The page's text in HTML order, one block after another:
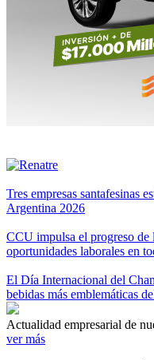
Tres empresas santafesinas
Argentina 2026
CCU impulsa el progreso
oportunidades laborales en
El Día Internacional del
bebidas más emblemáticas
Actualidad empresarial de
ver más